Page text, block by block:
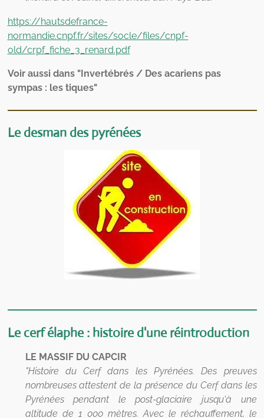
https://hautsdefrance-
normandie.cnpf.fr/sites/socle/files/cnpf-
old/crpf_fiche_3_renard.pdf
Voir aussi dans "Invertébrés / Des acariens pas
sympas : les tiques"
Le desman des pyrénées
Le cerf élaphe : histoire d'une réintroduction
LE MASSIF DU CAPCIR
"Histoire du Cerf dans les Pyrénées. Des preuves
nombreuses attestent de la présence du Cerf dans les
Pyrénées pendant le post-glaciaire jusqu'à une
altitude de 1 000 mètres. Avec le réchauffement, le